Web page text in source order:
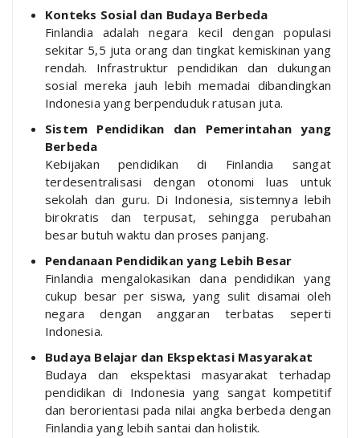
Konteks Sosial dan Budaya Berbeda
Finlandia adalah negara kecil dengan populasi
sekitar 5,5 juta orang dan tingkat kemiskinan yang
rendah. Infrastruktur pendidikan dan dukungan
sosial mereka jauh lebih memadai dibandingkan
Indonesia yang berpenduduk ratusan juta.
Sistem Pendidikan dan Pemerintahan yang
Berbeda
Kebijakan pendidikan di Finlandia sangat
terdesentralisasi dengan otonomi luas untuk
sekolah dan guru. Di Indonesia, sistemnya lebih
birokratis dan terpusat, sehingga perubahan
besar butuh waktu dan proses panjang.
Pendanaan Pendidikan yang Lebih Besar
Finlandia mengalokasikan dana pendidikan yang
cukup besar per siswa, yang sulit disamai oleh
negara dengan anggaran terbatas seperti
Indonesia.
Budaya Belajar dan Ekspektasi Masyarakat
Budaya dan ekspektasi masyarakat terhadap
pendidikan di Indonesia yang sangat kompetitif
dan berorientasi pada nilai angka berbeda dengan
Finlandia yang lebih santai dan holistik.